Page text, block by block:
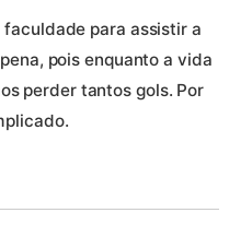
para assistir a
pois enquanto a vida
perder tantos gols. Por